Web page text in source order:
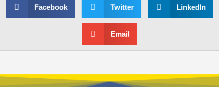
Facebook Twitter LinkedIn
Email